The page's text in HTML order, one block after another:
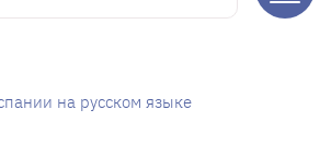
на русском языке